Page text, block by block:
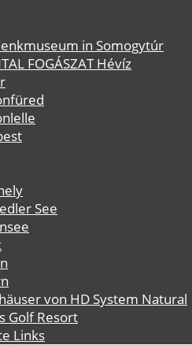
in Somogytúr
FOGÁSZAT Hévíz
See
von HD System Natural
Golf Resort
Links